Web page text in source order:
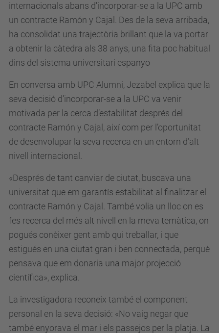
internacionals abans d'incorporar-se a la UPC amb
un contracte Ramón y Cajal. Des de la seva arribada,
ha consolidat una trajectòria brillant que la va portar
a obtenir la càtedra als 38 anys, una fita poc habitual
dins del sistema universitari espanyo
En conversa amb UPC Alumni, Jezabel explica que la
seva decisió d’incorporar-se a la UPC va venir
motivada per la cerca d’estabilitat després del
contracte Ramón y Cajal, així com per l’oportunitat
de desenvolupar la seva recerca en un entorn d’alt
nivell internacional.
«Després de tant canviar de ciutat, buscava una
universitat que em garantís estabilitat al finalitzar el
contracte Ramón y Cajal. També volia un lloc on es
fes recerca del més alt nivell en la meva temàtica, on
pogués conèixer gent amb qui treballar, i que
estigués en una ciutat gran i ben connectada, perquè
pensava que em donaria una major projecció
científica», explica.
La investigadora reconeix també el component
personal en la seva decisió: «No vaig negar que
també enyorava el mar i els passejos per la platja. La